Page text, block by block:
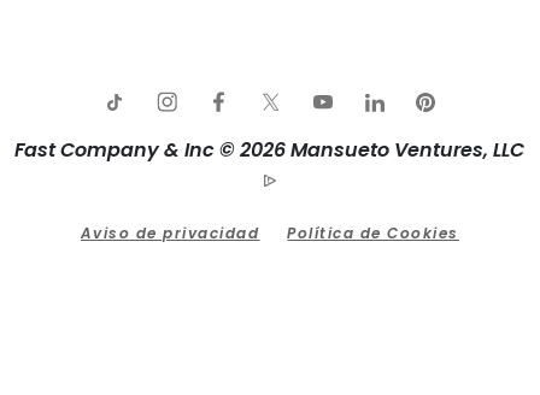
Fast Company & Inc © 2026 Mansueto Ventures, LLC
Aviso de privacidad Política de Cookies